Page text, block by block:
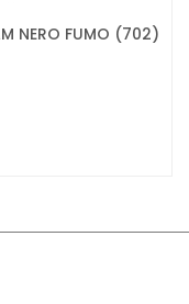
NERO FUMO (702)